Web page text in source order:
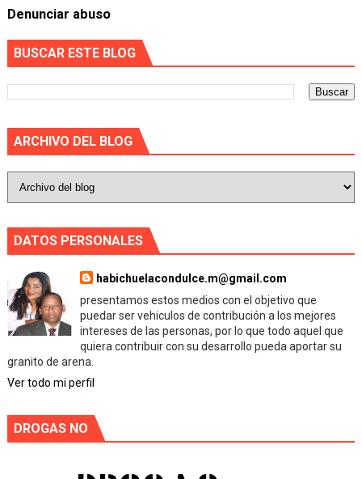
Denunciar abuso
BUSCAR ESTE BLOG
ARCHIVO DEL BLOG
DATOS PERSONALES
habichuelacondulce.m@gmail.com
presentamos estos medios con el objetivo que
puedar ser vehiculos de contribución a los mejores
intereses de las personas, por lo que todo aquel que
quiera contribuir con su desarrollo pueda aportar su
granito de arena.
Ver todo mi perfil
DROGAS NO